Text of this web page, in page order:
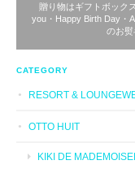
贈り物はギフトボック
you・Happy Birth Day・
のお
CATEGORY
RESORT &
OTTO HUIT
KIKI DE